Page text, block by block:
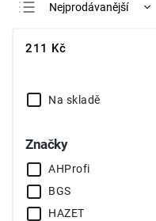
Nejprodávanější
211 Kč
Na skladě
Značky
AHProfi
BGS
HAZET